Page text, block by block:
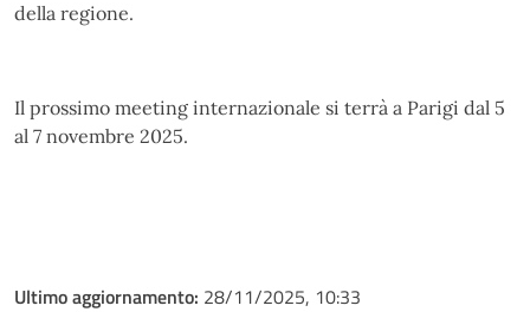
della regione.
Il prossimo meeting internazionale si terrà a Parigi dal 5
al 7 novembre 2025.
Ultimo aggiornamento: 28/11/2025, 10:33